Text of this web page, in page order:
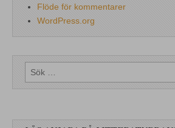
Flöde för kommentarer
WordPress.org
Sök
efter: